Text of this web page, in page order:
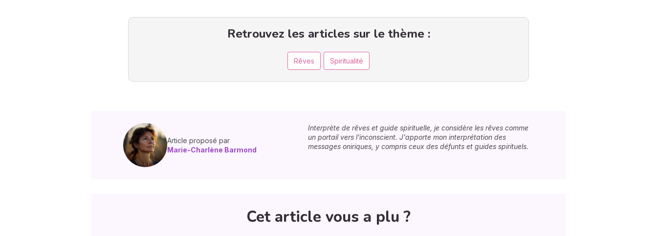
Retrouvez les articles sur le thème :
Rêves Spiritualité
Article proposé par
Marie-Charlène Barmond
Interprète de rêves et guide spirituelle, je considère les rêves comme
un portail vers l'inconscient. J'apporte mon interprétation des
messages oniriques, y compris ceux des défunts et guides spirituels.
Cet article vous a plu ?